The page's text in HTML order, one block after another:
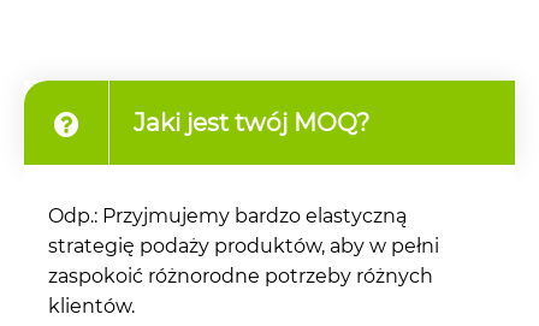
Jaki jest twój MOQ?
Odp.: Przyjmujemy bardzo elastyczną
strategię podaży produktów, aby w pełni
zaspokoić różnorodne potrzeby różnych
klientów.